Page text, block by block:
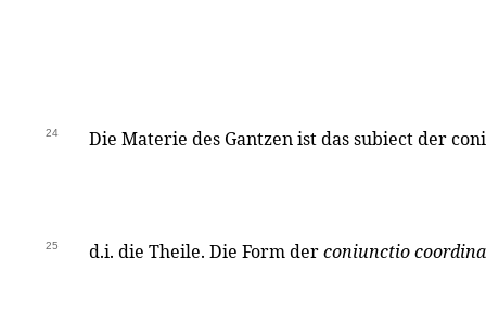
24 Die Materie des Gantzen ist das subiect der
25 d.i. die Theile. Die Form derconiunctio